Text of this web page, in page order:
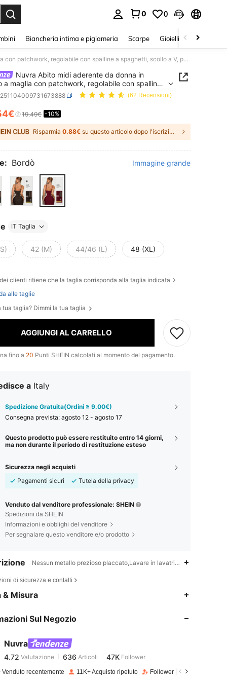
0 0
Biancheria intima e pigiameria Scarpe Gioielli E Accessori
Nuvra Abito midi aderente da donna in tessuto a maglia con patchwork, regolabile con spalline a spaghetti, scollo a V, push-up, controllo pancia, fascia, spacco, vita con coulisse, elegante per feste, Capodanno, nero e bianco, autunno/inverno
Nuvra Abito midi aderente da donna in
a maglia con patchwork, regolabile con spalline
scollo a V, push-up, controllo pancia, fascia,
vita con coulisse, elegante per feste,
nero e bianco, autunno/inverno
(62 Recensioni)
AND AVAILABILITY
19.49€ -10%
Risparmia 0.88€ su questo articolo dopo l'iscrizione.
Bordò Immagine grande
IT Taglia
42 (M) 44/46 (L) 48 (XL)
dei clienti ritiene che la taglia corrisponda alla taglia indicata
alle taglie
tua taglia? Dimmi la tua taglia
AGGIUNGI AL CARRELLO
fino a 20 Punti SHEIN calcolati al momento del pagamento.
a Italy
Spedizione Gratuita(Ordini ≥ 9.00€)
Consegna prevista: agosto 12 - agosto 17
Questo prodotto può essere restituito entro 14 giorni,
ma non durante il periodo di restituzione esteso
Sicurezza negli acquisti
Pagamenti sicuri
Tutela della privacy
Venduto dal venditore professionale: SHEIN
Spedizioni da SHEIN
Informazioni e obblighi del venditore
Per segnalare questo venditore e/o prodotto
Nessun metallo prezioso placcato,Lavare in lavatrice, non lavare a
di sicurezza e contatti
& Misura
Sul Negozio
Nuvra
4.72 636
Valutazione 636
p***8pagato1 giorno fa
Venduto recentemente 11K+ Acquisto ripetuto Follower in crescita del 35%